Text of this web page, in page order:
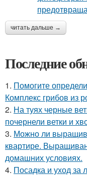
читать дальше →
Последние
1. Помогите
Комплекс грибов из
2. На туях черные
почернели ветки и
3. Можно ли
квартире.
домашних условиях.
4. Посадка и уход за